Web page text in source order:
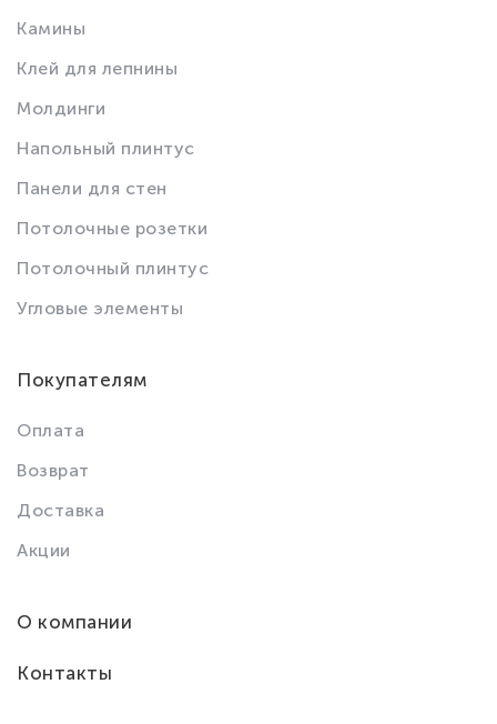
Камины
Клей для лепнины
Молдинги
Напольный плинтус
Панели для стен
Потолочные розетки
Потолочный плинтус
Угловые элементы
Покупателям
Оплата
Возврат
Доставка
Акции
О компании
Контакты